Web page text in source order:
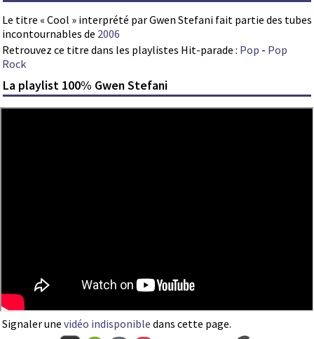
Le titre « Cool » interprété par Gwen Stefani fait partie des tubes
incontournables de 2006
Retrouvez ce titre dans les playlistes Hit-parade : Pop - Pop
Rock
La playlist 100% Gwen Stefani
Signaler une vidéo indisponible dans cette page.